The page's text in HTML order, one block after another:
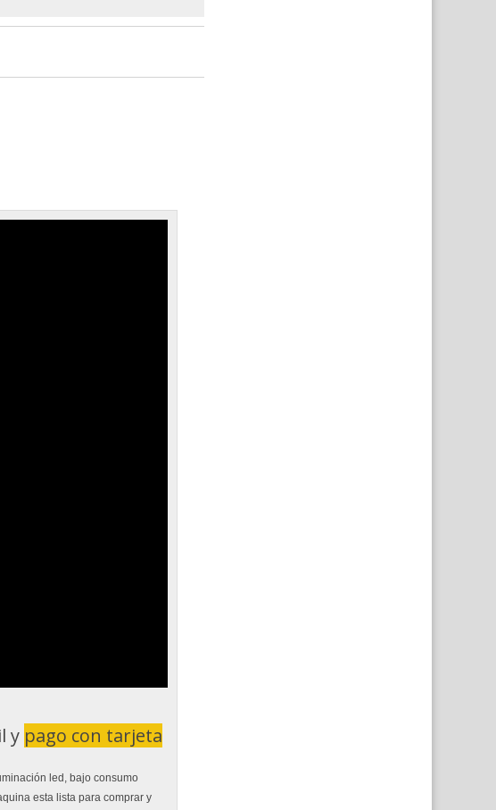
y pago con tarjeta
led, bajo consumo
esta lista para comprar y